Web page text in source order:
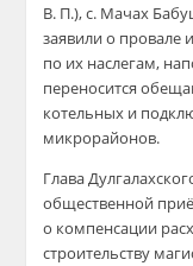
В. П.), с. Мачах
заявили о
по их наслегам,
переносится
котельных и
микрорайонов.
Глава
общественной
о компенсации
строительству